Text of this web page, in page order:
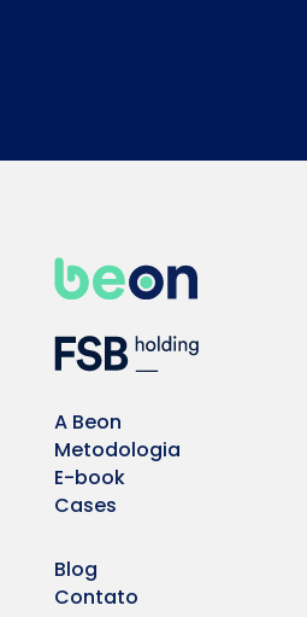
A Beon
Metodologia
E-book
Cases
Blog
Contato